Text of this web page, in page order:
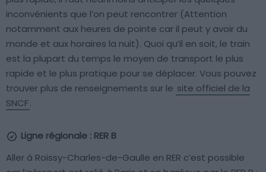
inconvénients que l’on peut rencontrer (Attention
notamment aux heures de pointe car il peut y avoir du
monde et aux horaires la nuit). Quoi qu’il en soit, le train
est la plupart du temps le moyen de transport le plus
rapide et le plus pratique pour se déplacer. Vous pouvez
trouver plus de renseignements sur le site officiel de la
SNCF.
Ligne régionale : RER B
Aller à Roissy-Charles-de-Gaulle en RER c’est possible